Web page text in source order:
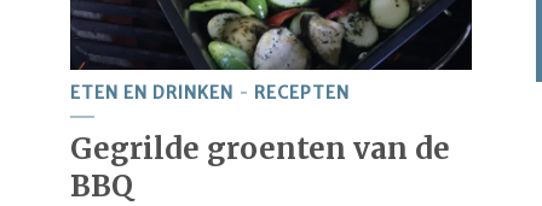
ETEN EN DRINKEN RECEPTEN
Gegrilde groenten van de
BBQ